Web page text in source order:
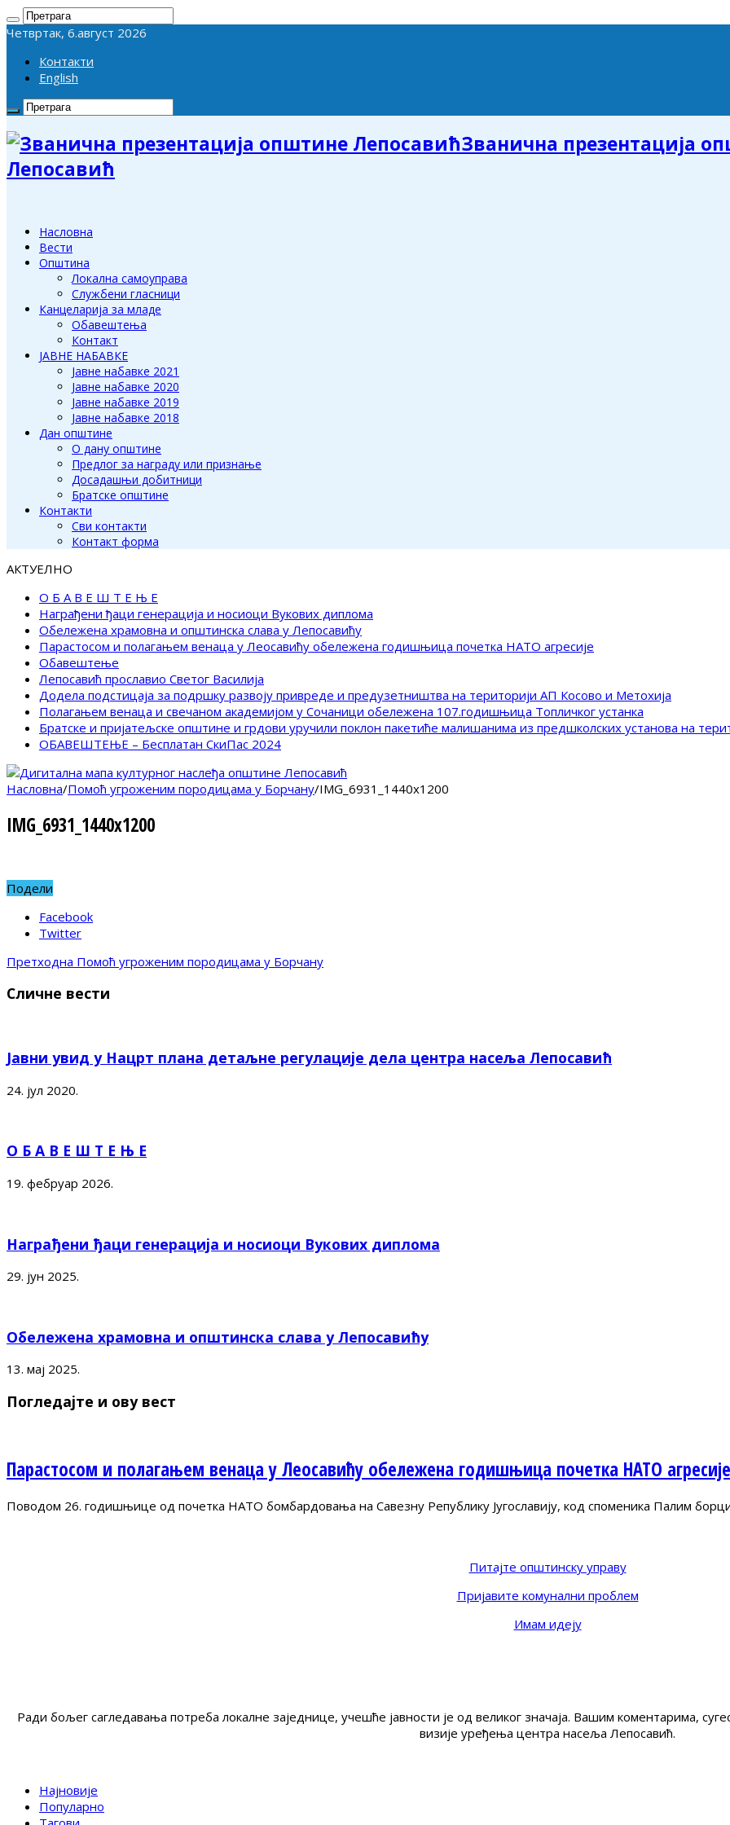
Четвртак, 6.август 2026
Контакти
English
Званична презентација
Лепосавић
Насловна
Вести
Општина
Локална самоуправа
Службени гласници
Канцеларија за младе
Обавештења
Контакт
ЈАВНЕ НАБАВКЕ
Јавне набавке 2021
Јавне набавке 2020
Јавне набавке 2019
Јавне набавке 2018
Дан општине
О дану општине
Предлог за награду или признање
Досадашњи добитници
Братске општине
Контакти
Сви контакти
Контакт форма
АКТУЕЛНО
О Б А В Е Ш Т Е Њ Е
Награђени ђаци генерација и носиоци Вукових диплома
Обележена храмовна и општинска слава у Лепосавићу
Парастосом и полагањем венаца у Леосавићу обележена годишњица почетка НАТО агресије
Обавештење
Лепосавић прославио Светог Василија
Додела подстицаја за подршку развоју привреде и предузетништва на територији АП Косово и Метохија
Полагањем венаца и свечаном академијом у Сочаници обележена 107.годишњица Топличког устанка
Братске и пријатељске општине и грдови уручили поклон пакетиће малишанима из предшколских установа на
ОБАВЕШТЕЊЕ – Бесплатан СкиПас 2024
Насловна/Помоћ угроженим породицама у Борчану/IMG_6931_1440x1200
IMG_6931_1440x1200
Подели
Facebook
Twitter
Претходна Помоћ угроженим породицама у Борчану
Сличне вести
Јавни увид у Нацрт плана детаљне регулације дела центра насеља Лепосавић
24. јул 2020.
О Б А В Е Ш Т Е Њ Е
19. фебруар 2026.
Награђени ђаци генерација и носиоци Вукових диплома
29. јун 2025.
Обележена храмовна и општинска слава у Лепосавићу
13. мај 2025.
Погледајте и ову вест
Парастосом и полагањем венаца у Леосавићу обележена годишњица почетка НАТО агресије
Поводом 26. годишњице од почетка НАТО бомбардовања на Савезну Републику Југославију, код споменика Палим
Питајте општинску управу
Пријавите комунални проблем
Имам идеју
Ради бољег сагледавања потреба локалне заједнице, учешће јавности је од великог значаја. Вашим коментарима,
визије уређења центра насеља Лепосавић.
Најновије
Популарно